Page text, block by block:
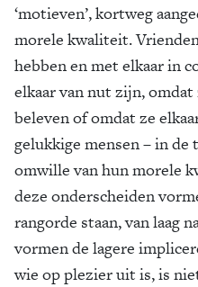
‘motieven’, kortweg
morele kwaliteit.
hebben en met elkaar in
elkaar van nut zijn, omdat
beleven of omdat ze
gelukkige mensen – in de
omwille van hun morele
deze onderscheiden
rangorde staan, van laag
vormen de lagere
wie op plezier uit is, is